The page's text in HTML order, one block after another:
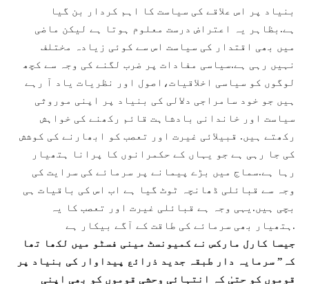
بنیاد پر اس علاقے کی سیاست کا اہم کردار بن گیا
ہے.بظاہر یہ اعتراض درست معلوم ہوتا ہے لیکن ماضی
میں بھی اقتدار کی سیاست اس سے کوئی زیادہ مختلف
نہیں رہی ہے.سیاسی مفادات پر ضرب لگنے کی وجہ سے کچھ
لوگوں کو سیاسی اخلاقیات،اصول اور نظریات یاد آ رہے
ہیں جو خود سامراجی دلالی کی بنیاد پر اپنی موروثی
سیاست اور خاندانی بادشاہت قائم رکھنے کی خواہش
رکھتے ہیں. قبیلائی غیرت اور تعصب کو ابھارنے کی کوشش
کی جا رہی ہے جو یہاں کے حکمرانوں کا پرانا ہتھیار
رہا ہے.سماج میں بڑے پیمانے پر سرمائے کی سرایت کی
وجہ سے قبائلی ڈھانچہ ٹوٹ گیا ہے اب اس کی باقیات ہی
بچی ہیں.یہی وجہ ہے قبائلی غیرت اور تعصب کا یہ
ہتھیار بھی سرمائے کی طاقت کے آگے بیکار ہے.
جیسا کارل مارکس نے کمیونسٹ مینی فسٹو میں لکھا تھا
کہ” سرمایہ دار طبقہ جدید ذرائع پیداوار کی بنیاد پر
قوموں کو حتیٰ کہ انتہائی وحشی قوموں کو بھی اپنی